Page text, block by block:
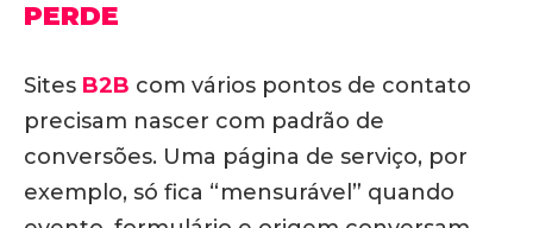
PERDE
Sites B2B com vários pontos de contato
precisam nascer com padrão de
conversões. Uma página de serviço, por
exemplo, só fica “mensurável” quando